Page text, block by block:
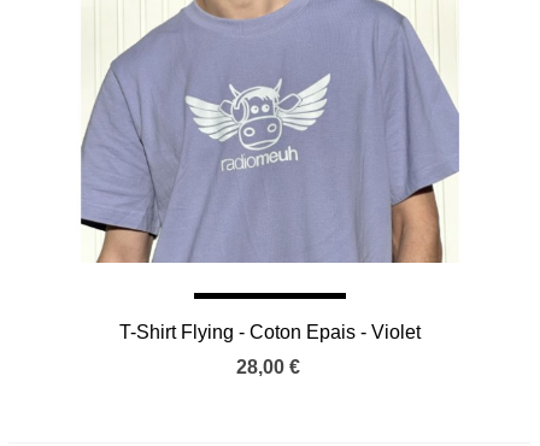
T-Shirt Flying - Coton Epais - Violet
28,00 €